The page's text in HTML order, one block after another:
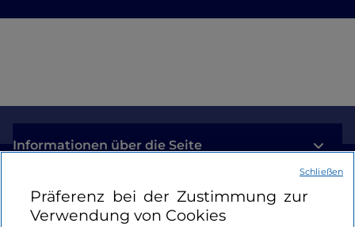
Informationen über die Seite
Nützliche Links
Präferenz bei der Zustimmung zur
Verwendung von Cookies
Schließen